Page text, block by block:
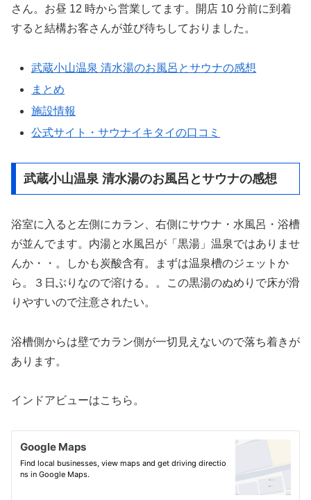
さん。お昼 12 時から営業してます。開店 10 分前に到着
すると結構お客さんが並び待ちしておりました。
武蔵小山温泉 清水湯のお風呂とサウナの感想
まとめ
施設情報
公式サイト・サウナイキタイの口コミ
武蔵小山温泉 清水湯のお風呂とサウナの感想
浴室に入ると左側にカラン、右側にサウナ・水風呂・浴槽
が並んでます。内湯と水風呂が「黒湯」温泉ではありませ
んか・・。しかも炭酸含有。まずは温泉槽のジェットか
ら。３日ぶりなので溶ける。。この黒湯のぬめりで床が滑
りやすいので注意されたい。
浴槽側からは壁でカラン側が一切見えないので落ち着きが
あります。
インドアビューはこちら。